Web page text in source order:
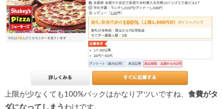
上限が少なくても100%バックはかなりアツいですね、 食費がタ
ダになってしまう わけです。